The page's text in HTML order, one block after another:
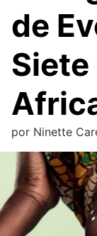
de
por Ninette